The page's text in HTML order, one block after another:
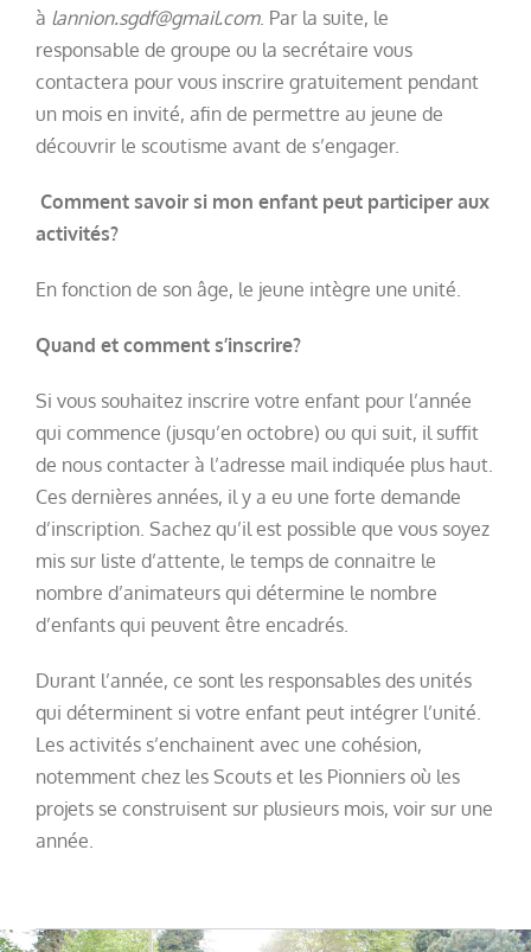
à lannion.sgdf@gmail.com. Par la suite, le
responsable de groupe ou la secrétaire vous
contactera pour vous inscrire gratuitement pendant
un mois en invité, afin de permettre au jeune de
découvrir le scoutisme avant de s’engager.
Comment savoir si mon enfant peut participer aux
activités?
En fonction de son âge, le jeune intègre une unité.
Quand et comment s’inscrire?
Si vous souhaitez inscrire votre enfant pour l’année
qui commence (jusqu’en octobre) ou qui suit, il suffit
de nous contacter à l’adresse mail indiquée plus haut.
Ces dernières années, il y a eu une forte demande
d’inscription. Sachez qu’il est possible que vous soyez
mis sur liste d’attente, le temps de connaitre le
nombre d’animateurs qui détermine le nombre
d’enfants qui peuvent être encadrés.
Durant l’année, ce sont les responsables des unités
qui déterminent si votre enfant peut intégrer l’unité.
Les activités s’enchainent avec une cohésion,
notemment chez les Scouts et les Pionniers où les
projets se construisent sur plusieurs mois, voir sur une
année.